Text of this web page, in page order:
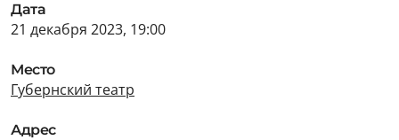
Дата
21 декабря 2023, 19:00
Место
Губернский театр
Адрес